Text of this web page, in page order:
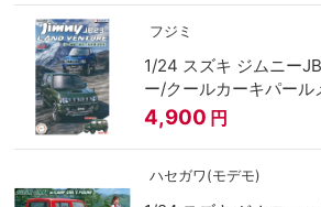
フジミ
1/24 スズキ ジムニー
ー/クールカーキパール
4,900 円
ハセガワ(モデモ)